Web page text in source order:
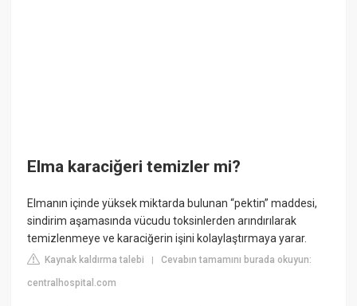
Elma karaciğeri temizler mi?
Elmanın içinde yüksek miktarda bulunan “pektin” maddesi,
sindirim aşamasında vücudu toksinlerden arındırılarak
temizlenmeye ve karaciğerin işini kolaylaştırmaya yarar.
Kaynak kaldırma talebi |Cevabın tamamını burada okuyun:
centralhospital.com